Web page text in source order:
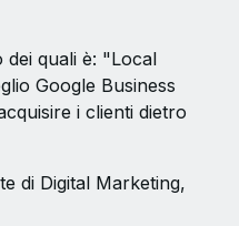
quali è: "Local
Google Business
i clienti dietro
di Digital Marketing,